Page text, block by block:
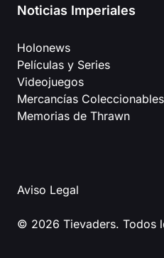
Noticias Imperiales
Holonews
Películas y Series
Videojuegos
Mercancías Coleccionables
Memorias de Thrawn
© 2026 Tievaders. Todos
Aviso Legal